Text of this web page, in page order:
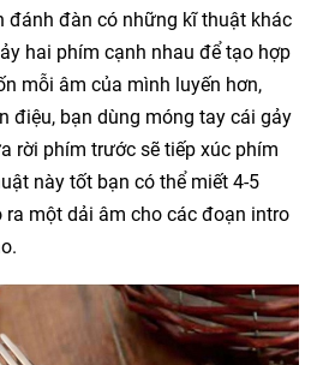
đánh đàn có những kĩ thuật khác
hai phím cạnh nhau để tạo hợp
mỗi âm của mình luyến hơn,
điệu, bạn dùng móng tay cái gảy
rời phím trước sẽ tiếp xúc phím
này tốt bạn có thể miết 4-5
một dải âm cho các đoạn intro